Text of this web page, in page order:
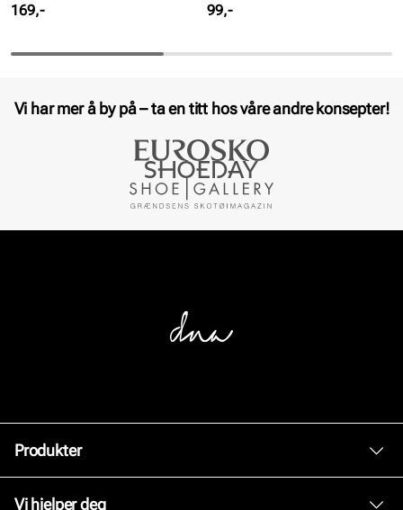
Pris
169,- Pris
99,-
Vi har mer å by på – ta en titt hos våre andre konsepter!
Produkter
Vi hjelper deg